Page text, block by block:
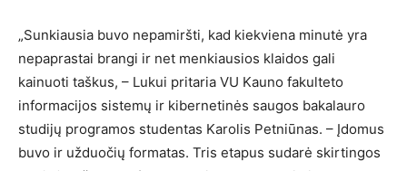
„Sunkiausia buvo nepamiršti, kad kiekviena minutė yra
nepaprastai brangi ir net menkiausios klaidos gali
kainuoti taškus, – Lukui pritaria VU Kauno fakulteto
informacijos sistemų ir kibernetinės saugos bakalauro
studijų programos studentas Karolis Petniūnas. – Įdomus
buvo ir užduočių formatas. Tris etapus sudarė skirtingos